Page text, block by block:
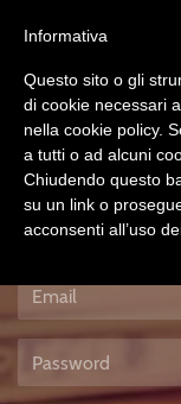
Usa
un
account
locale
Informativa
Questo sito o gli
di cookie necessari
nella cookie policy.
a tutti o ad alcuni
Chiudendo questo
su un link o
acconsenti all’uso